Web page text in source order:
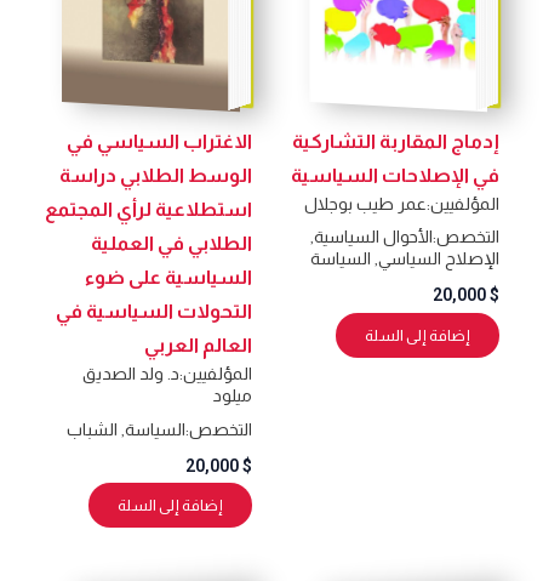
إدماج المقاربة التشاركية
في الإصلاحات السياسية
المؤلفيين:عمر طيب بوجلال
التخصص:الأحوال السياسية,
الإصلاح السياسي,السياسة
20,000
إضافة إلى السلة
الاغتراب السياسي في
الوسط الطلابي دراسة
استطلاعية لرأي المجتمع
الطلابي في العملية
السياسية على ضوء
التحولات السياسية في
العالم العربي
المؤلفيين:د. ولد الصديق
ميلود
التخصص:السياسة,الشباب
20,000
إضافة إلى السلة